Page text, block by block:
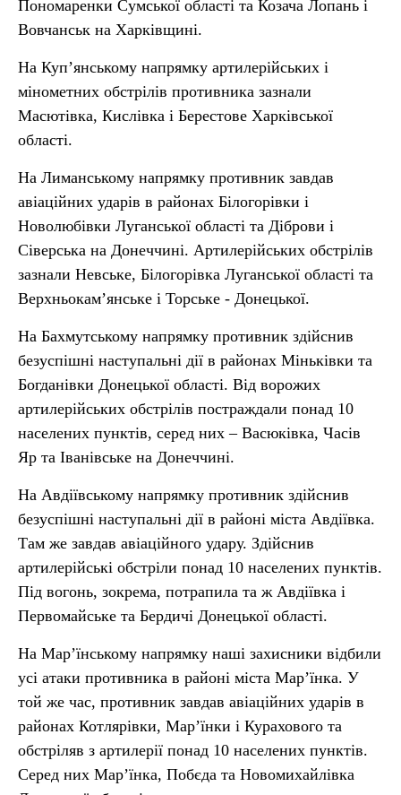
Пономаренки Сумської області та Козача Лопань і
Вовчанськ на Харківщині.
На Куп’янському напрямку артилерійських і
мінометних обстрілів противника зазнали
Масютівка, Кислівка і Берестове Харківської
області.
На Лиманському напрямку противник завдав
авіаційних ударів в районах Білогорівки і
Новолюбівки Луганської області та Діброви і
Сіверська на Донеччині. Артилерійських обстрілів
зазнали Невське, Білогорівка Луганської області та
Верхньокам’янське і Торське - Донецької.
На Бахмутському напрямку противник здійснив
безуспішні наступальні дії в районах Міньківки та
Богданівки Донецької області. Від ворожих
артилерійських обстрілів постраждали понад 10
населених пунктів, серед них – Васюківка, Часів
Яр та Іванівське на Донеччині.
На Авдіївському напрямку противник здійснив
безуспішні наступальні дії в районі міста Авдіївка.
Там же завдав авіаційного удару. Здійснив
артилерійські обстріли понад 10 населених пунктів.
Під вогонь, зокрема, потрапила та ж Авдіївка і
Первомайське та Бердичі Донецької області.
На Мар’їнському напрямку наші захисники відбили
усі атаки противника в районі міста Мар’їнка. У
той же час, противник завдав авіаційних ударів в
районах Котлярівки, Мар’їнки і Курахового та
обстріляв з артилерії понад 10 населених пунктів.
Серед них Мар’їнка, Побєда та Новомихайлівка